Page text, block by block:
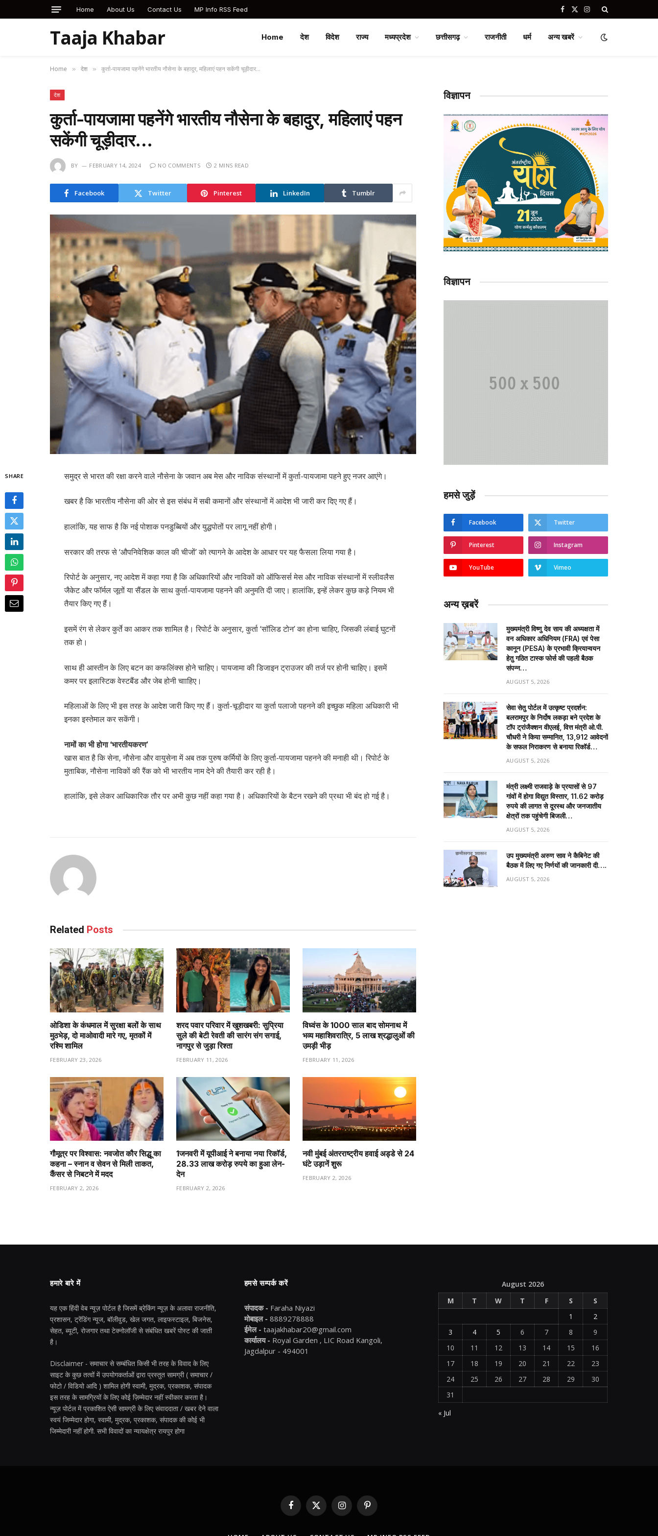
Home About Us Contact Us MP Info RSS Feed Facebook
X
Instagram
Taaja Khabar Home देश विदेश राज्य मध्यप्रदेश छत्तीसगढ़ राजनीती धर्म अन्य खबरें
Home » देश » कुर्ता-पायजामा पहनेंगे भारतीय नौसेना के बहादुर, महिलाएं पहन सकेंगी चूड़ीदार…
देश
कुर्ता-पायजामा पहनेंगे भारतीय नौसेना के बहादुर, महिलाएं पहन
सकेंगी चूड़ीदार…
BY FEBRUARY 14, 2024 NO COMMENTS 2 MINS READ
Facebook Twitter Pinterest LinkedIn Tumblr
SHARE समुद्र से भारत की रक्षा करने वाले नौसेना के जवान अब मेस और नाविक संस्थानों में कुर्ता-पायजामा पहने हुए नजर आएंगे।
खबर है कि भारतीय नौसेना की ओर से इस संबंध में सबी कमानों और संस्थानों में आदेश भी जारी कर दिए गए हैं।
हालांकि, यह साफ है कि नई पोशाक पनडुब्बियों और युद्धपोतों पर लागू नहीं होगी।
सरकार की तरफ से ‘औपनिवेशिक काल की चीजों’ को त्यागने के आदेश के आधार पर यह फैसला लिया गया है।
रिपोर्ट के अनुसार, नए आदेश में कहा गया है कि अधिकारियों और नाविकों को ऑफिसर्स मेस और नाविक संस्थानों में स्लीवलैस
जैकेट और फॉर्मल जूतों या सैंडल के साथ कुर्ता-पायजामा पहनने की अनुमति दी जाए। हालांकि, इन्हें लेकर कुछ कड़े नियम भी
तैयार किए गए हैं।
इसमें रंग से लेकर कुर्ते का आकर तक शामिल है। रिपोर्ट के अनुसार, कुर्ता ‘सॉलिड टोन’ का होना चाहिए, जिसकी लंबाई घुटनों
तक हो।
साथ ही आस्तीन के लिए बटन का कफलिंक्स होने चाहिए। पायजामा की डिजाइन ट्राउजर की तर्ज पर होनी चाहिए। इसमें
कमर पर इलास्टिक वेस्टबैंड और जेब होनी चााहिए।
महिलाओं के लिए भी इस तरह के आदेश जारी किए गए हैं। कुर्ता-चूड़ीदार या कुर्ता पलाजो पहनने की इच्छुक महिला अधिकारी भी
इनका इस्तेमाल कर सकेंगी।
नामों का भी होगा ‘भारतीयकरण’
खास बात है कि सेना, नौसेना और वायुसेना में अब तक पुरुष कर्मियों के लिए कुर्ता-पायजामा पहनने की मनाही थी। रिपोर्ट के
मुताबिक, नौसेना नाविकों की रैंक को भी भारतीय नाम देने की तैयारी कर रही है।
हालांकि, इसे लेकर आधिकारिक तौर पर अभी कुछ नहीं कहा गया है। अधिकारियों के बैटन रखने की प्रथा भी बंद हो गई है।
Related Posts
ओडिशा के कंधमाल में सुरक्षा बलों के साथ
मुठभेड़, दो माओवादी मारे गए, मृतकों में
रश्मि शामिल
FEBRUARY 23, 2026
शरद पवार परिवार में खुशखबरी: सुप्रिया
सुले की बेटी रेवती की सारंग संग सगाई,
नागपुर से जुड़ा रिश्ता
FEBRUARY 11, 2026
विध्वंस के 1000 साल बाद सोमनाथ में
भव्य महाशिवरात्रि, 5 लाख श्रद्धालुओं की
उमड़ी भीड़
FEBRUARY 11, 2026
गौमूत्र पर विश्वास: नवजोत कौर सिद्धू का
कहना – स्नान व सेवन से मिली ताकत,
कैंसर से निबटने में मदद
FEBRUARY 2, 2026
1️जनवरी में यूपीआई ने बनाया नया रिकॉर्ड,
28.33 लाख करोड़ रुपये का हुआ लेन-
देन
FEBRUARY 2, 2026
नवी मुंबई अंतरराष्ट्रीय हवाई अड्डे से 24
घंटे उड़ानें शुरू
FEBRUARY 2, 2026
विज्ञापन
विज्ञापन
हमसे जुड़ें
Facebook Twitter
Pinterest Instagram
YouTube Vimeo
अन्य ख़बरें
मुख्यमंत्री विष्णु देव साय की अध्यक्षता में
वन अधिकार अधिनियम (FRA) एवं पेसा
कानून (PESA) के प्रभावी क्रियान्वयन
हेतु गठित टास्क फोर्स की पहली बैठक
संपन्न…
AUGUST 5, 2026
सेवा सेतु पोर्टल में उत्कृष्ट प्रदर्शन:
बलरामपुर के निर्दोष लकड़ा बने प्रदेश के
टॉप ट्रांजैक्शन वीएलई, वित्त मंत्री ओ.पी.
चौधरी ने किया सम्मानित, 13,912 आवेदनों
के सफल निराकरण से बनाया रिकॉर्ड…
AUGUST 5, 2026
मंत्री लक्ष्मी राजवाड़े के प्रयासों से 97
गांवों में होगा विद्युत विस्तार, 11.62 करोड़
रुपये की लागत से दूरस्थ और जनजातीय
क्षेत्रों तक पहुंचेगी बिजली…
AUGUST 5, 2026
उप मुख्यमंत्री अरुण साव ने कैबिनेट की
बैठक में लिए गए निर्णयों की जानकारी दी….
AUGUST 5, 2026
हमारे बारे में
यह एक हिंदी वेब न्यूज़ पोर्टल है जिसमें ब्रेकिंग न्यूज़ के अलावा राजनीति,
प्रशासन, ट्रेंडिंग न्यूज, बॉलीवुड, खेल जगत, लाइफस्टाइल, बिजनेस,
सेहत, ब्यूटी, रोजगार तथा टेक्नोलॉजी से संबंधित खबरें पोस्ट की जाती
है।
Disclaimer - समाचार से सम्बंधित किसी भी तरह के विवाद के लिए
साइट के कुछ तत्वों में उपयोगकर्ताओं द्वारा प्रस्तुत सामग्री ( समाचार /
फोटो / विडियो आदि ) शामिल होगी स्वामी, मुद्रक, प्रकाशक, संपादक
इस तरह के सामग्रियों के लिए कोई ज़िम्मेदार नहीं स्वीकार करता है।
न्यूज़ पोर्टल में प्रकाशित ऐसी सामग्री के लिए संवाददाता / खबर देने वाला
स्वयं जिम्मेदार होगा, स्वामी, मुद्रक, प्रकाशक, संपादक की कोई भी
जिम्मेदारी नहीं होगी. सभी विवादों का न्यायक्षेत्र रायपुर होगा
हमसे सम्पर्क करें
संपादक - Faraha Niyazi
मोबाइल - 8889278888
ईमेल - taajakhabar20@gmail.com
कार्यालय - Royal Garden , LIC Road Kangoli,
Jagdalpur - 494001
August 2026
M
T W T F S
S
1
2
3
4 5 6 7 8
9
10
11 12 13 14 15
16
17
18 19 20 21 22
23
24
25 26 27 28 29
30
31
« Jul
Facebook
X
(Twitter)
InstagramPinterest